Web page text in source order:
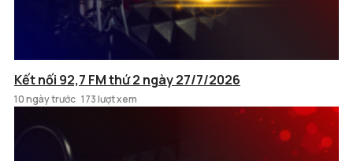
Kết nối 92,7 FM thứ 2 ngày 27/7/2026
10 ngày trước 173 lượt xem